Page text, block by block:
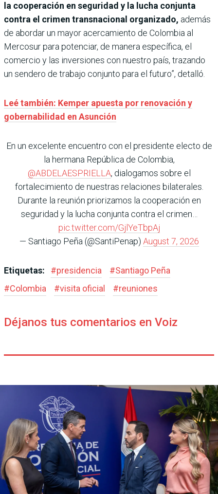
la cooperación en seguridad y la lucha conjunta
contra el crimen transnacional organizado, además
de abordar un mayor acercamiento de Colombia al
Mercosur para potenciar, de manera específica, el
comercio y las inversiones con nuestro país, trazando
un sendero de trabajo conjunto para el futuro”, detalló.
Leé también: Kemper apuesta por renovación y
gobernabilidad en Asunción
En un excelente encuentro con el presidente electo de
la hermana República de Colombia,
@ABDELAESPRIELLA, dialogamos sobre el
fortalecimiento de nuestras relaciones bilaterales.
Durante la reunión priorizamos la cooperación en
seguridad y la lucha conjunta contra el crimen…
pic.twitter.com/GjlYeTbpAj
— Santiago Peña (@SantiPenap) August 7, 2026
Etiquetas: #presidencia #Santiago Peña
#Colombia #visita oficial #reuniones
Déjanos tus comentarios en Voiz